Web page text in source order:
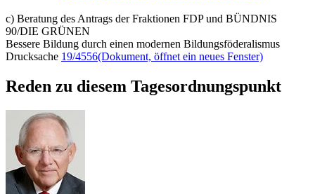
c) Beratung des Antrags der Fraktionen FDP und BÜNDNIS
90/DIE GRÜNEN
Bessere Bildung durch einen modernen Bildungsföderalismus
Drucksache 19/4556(Dokument, öffnet ein neues Fenster)
Reden zu diesem Tagesordnungspunkt